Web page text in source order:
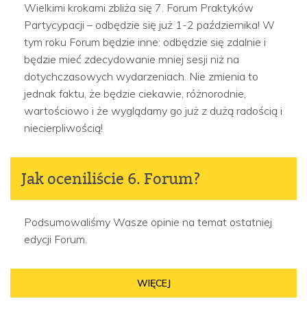
Wielkimi krokami zbliża się 7. Forum Praktyków
Partycypacji – odbędzie się już 1-2 października! W
tym roku Forum będzie inne: odbędzie się zdalnie i
będzie mieć zdecydowanie mniej sesji niż na
dotychczasowych wydarzeniach. Nie zmienia to
jednak faktu, że będzie ciekawie, różnorodnie,
wartościowo i że wyglądamy go już z dużą radością i
niecierpliwością!
Jak oceniliście 6. Forum?
Podsumowaliśmy Wasze opinie na temat ostatniej
edycji Forum.
WIĘCEJ